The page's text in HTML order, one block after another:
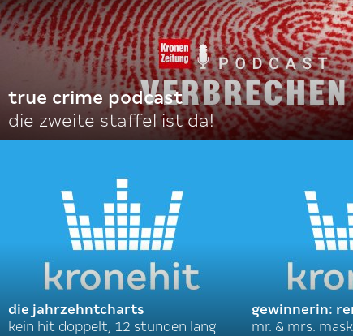
true crime podcast
die zweite staffel ist da!
die jahrzehntcharts
kein hit doppelt, 12 stunden lang
gewinnerin:
mr. & mrs.